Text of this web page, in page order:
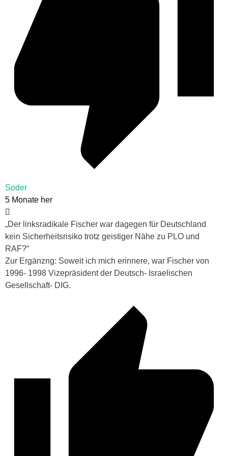
Soder
5 Monate her
„Der linksradikale Fischer war dagegen für Deutschland
kein Sicherheitsrisiko trotz geistiger Nähe zu PLO und
RAF?“
Zur Ergänzng: Soweit ich mich erinnere, war Fischer von
1996- 1998 Vizepräsident der Deutsch- Israelischen
Gesellschaft- DIG.